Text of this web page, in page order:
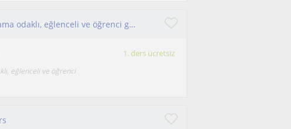
Uygun fiyatlı, klasik ezberden uzak kavrama odaklı, eğlenceli ve öğrenci gereksinimi merkezli bir öğretim yöntemi sunuyorum
1. ders ücretsiz
eğlenceli ve öğrenci